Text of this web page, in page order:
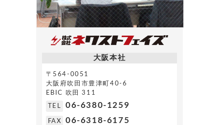
大阪本社
〒564-0051
大阪府吹田市豊津町40-6
EBIC 吹田 311
TEL 06-6380-1259
FAX 06-6318-6175